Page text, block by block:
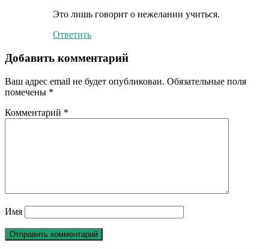
Это лишь говорит о нежелании учиться.
Ответить
Добавить комментарий
Ваш адрес email не будет опубликован. Обязательные поля
помечены *
Комментарий *
Имя